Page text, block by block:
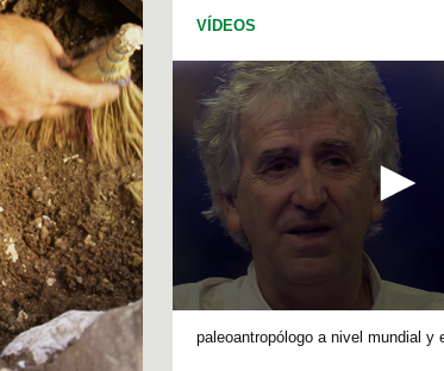
CIENCIAS DE LA COMUNICACIÓN
ECONOMÍA CIENCIAS DE LA
CIENCIAS POLÍTICAS
PSICOLOGÍA SOCIAL
VÍDEOS
paleoantropólogo a nivel mundial y